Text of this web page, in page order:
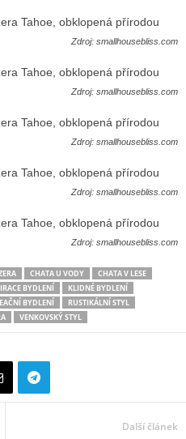
Zdroj: smallhousebliss.com
Zdroj: smallhousebliss.com
Zdroj: smallhousebliss.com
Zdroj: smallhousebliss.com
Zdroj: smallhousebliss.com
CHATA U VODY
CHATA V LESE
BYDLENÍ
KLIDNÉ BYDLENÍ
BYDLENÍ
RUSTIKÁLNÍ STYL
VENKOVSKÝ STYL
Další článek